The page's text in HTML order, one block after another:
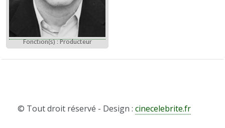
Fonction(s) : Producteur
© Tout droit réservé - Design :cinecelebrite.fr